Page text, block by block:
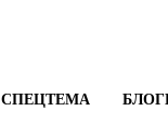
СПЕЦТЕМА